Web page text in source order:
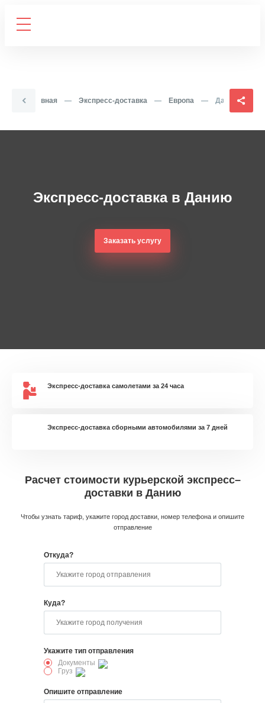
Главная — Экспресс-доставка — Европа — Дания
Экспресс-доставка в Данию
Заказать услугу
Экспресс-доставка самолетами за 24 часа
Экспресс-доставка сборными автомобилями за 7 дней
Расчет стоимости курьерской экспресс–
доставки в Данию
Чтобы узнать тариф, укажите город доставки, номер телефона и опишите
отправление
Откуда?
Куда?
Укажите тип отправления
Документы
Груз
Опишите отправление